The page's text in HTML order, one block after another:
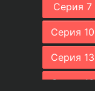
Серия 7
Серия 10
Серия 13
Серия 16